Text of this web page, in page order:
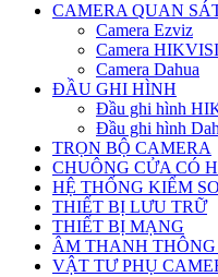
CAMERA QUAN
Camera Ezviz
Camera
Camera Dahua
ĐẦU GHI HÌNH
Đầu ghi hình
Đầu ghi hình
TRỌN BỘ CAMERA
CHUÔNG CỬA CÓ
HỆ THỐNG KIỂM
THIẾT BỊ LƯU TRỮ
THIẾT BỊ MẠNG
ÂM THANH
VẬT TƯ PHỤ